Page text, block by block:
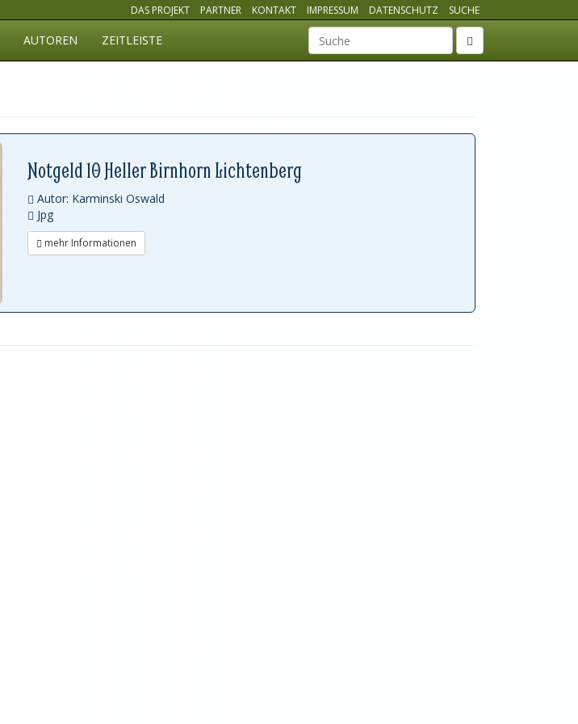
DAS PROJEKT PARTNER KONTAKT IMPRESSUM DATENSCHUTZ SUCHE
AUTOREN ZEITLEISTE Suchbegriff
Notgeld 10 Heller Birnhorn Lichtenberg
Autor: Karminski Oswald
Jpg
mehr Informationen